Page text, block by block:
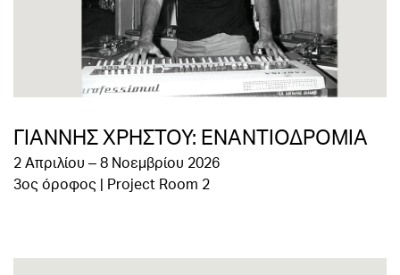
ΓΙΑΝΝΗΣ ΧΡΗΣΤΟΥ: ΕΝΑΝΤΙΟΔΡΟΜΙΑ
2 Απριλίου – 8 Νοεμβρίου 2026
3ος όροφος | Project Room 2